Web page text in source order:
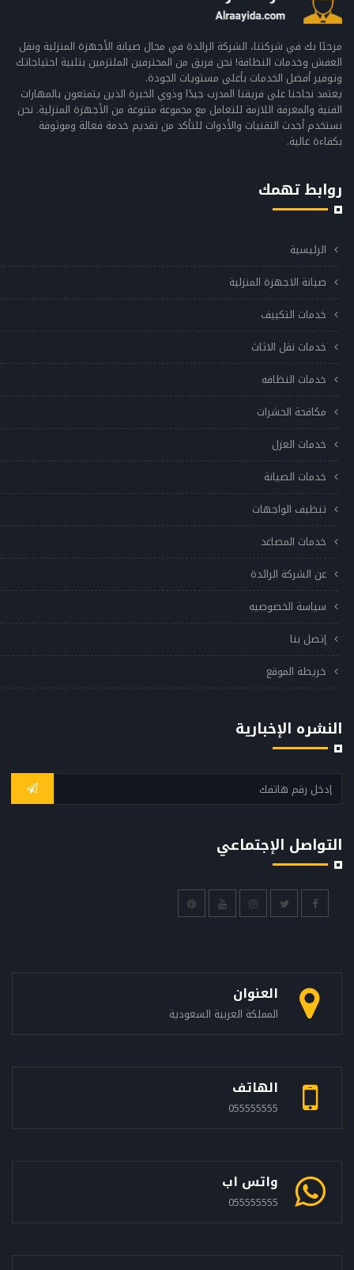
مرحبًا بك في شركتنا، الشركة الرائدة في مجال صيانة الأجهزة المنزلية ونقل
العفش وخدمات النظافة! نحن فريق من المحترفين الملتزمين بتلبية احتياجاتك
وتوفير أفضل الخدمات بأعلى مستويات الجودة.
يعتمد نجاحنا على فريقنا المدرب جيدًا وذوي الخبرة الذين يتمتعون بالمهارات
الفنية والمعرفة اللازمة للتعامل مع مجموعة متنوعة من الأجهزة المنزلية. نحن
نستخدم أحدث التقنيات والأدوات للتأكد من تقديم خدمة فعالة وموثوقة
بكفاءة عالية.
روابط تهمك
الرئيسية
صيانة الاجهزة المنزلية
خدمات التكييف
خدمات نقل الاثاث
خدمات النظافه
مكافحة الحشرات
خدمات العزل
خدمات الصيانة
تنظيف الواجهات
خدمات المصاعد
عن الشركة الرائدة
سياسة الخصوصيه
إتصل بنا
خريطة الموقع
النشره الإخبارية
التواصل الإجتماعي
العنوان
المملكة العربية السعودية
الهاتف
055555555
واتس اب
055555555